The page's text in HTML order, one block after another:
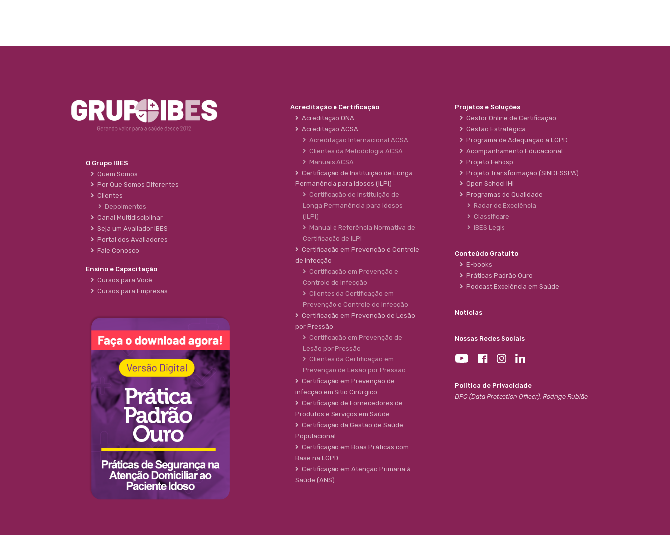
O Grupo IBES
Quem Somos
Por Que Somos Diferentes
Clientes
Depoimentos
Canal Multidisciplinar
Seja um Avaliador IBES
Portal dos Avaliadores
Fale Conosco
Ensino e Capacitação
Cursos para Você
Cursos para Empresas
Acreditação e Certificação
Acreditação ONA
Acreditação ACSA
Acreditação Internacional ACSA
Clientes da Metodologia ACSA
Manuais ACSA
Certificação de Instituição de Longa
Permanência para Idosos (ILPI)
Certificação de Instituição de
Longa Permanência para Idosos
(ILPI)
Manual e Referência Normativa de
Certificação de ILPI
Certificação em Prevenção e Controle
de Infecção
Certificação em Prevenção e
Controle de Infecção
Clientes da Certificação em
Prevenção e Controle de Infecção
Certificação em Prevenção de Lesão
por Pressão
Certificação em Prevenção de
Lesão por Pressão
Clientes da Certificação em
Prevenção de Lesão por Pressão
Certificação em Prevenção de
infecção em Sítio Cirúrgico
Certificação de Fornecedores de
Produtos e Serviços em Saúde
Certificação da Gestão de Saúde
Populacional
Certificação em Boas Práticas com
Base na LGPD
Certificação em Atenção Primaria à
Saúde (ANS)
Projetos e Soluções
Gestor Online de Certificação
Gestão Estratégica
Programa de Adequação à LGPD
Acompanhamento Educacional
Projeto Fehosp
Projeto Transformação (SINDESSPA)
Open School IHI
Programas de Qualidade
Radar de Excelência
Classificare
IBES Legis
Conteúdo Gratuito
E-books
Práticas Padrão Ouro
Podcast Excelência em Saúde
Notícias
Nossas Redes Sociais
Política de Privacidade
DPO (Data Protection Officer): Rodrigo Rubião